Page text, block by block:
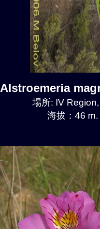
Alstroemeria
場所: IV
海拔：46